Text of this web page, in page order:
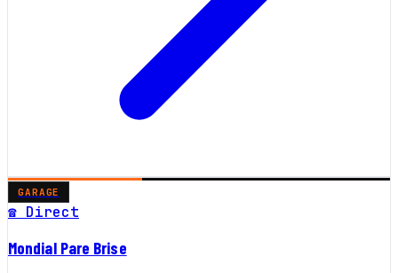
GARAGE
☎ Direct
Mondial Pare Brise